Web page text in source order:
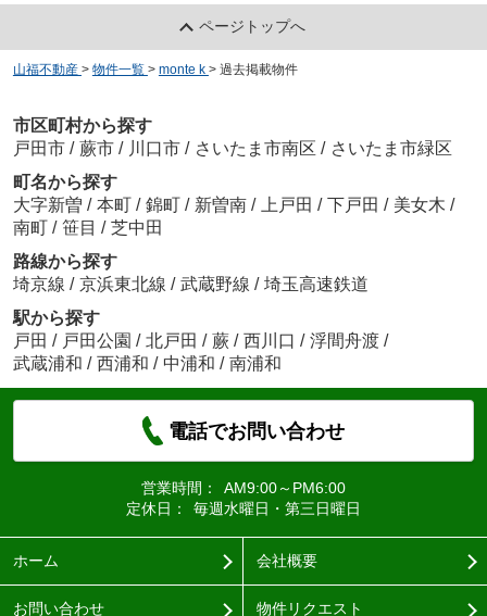
ページトップへ
山福不動産 > 物件一覧 > monte k > 過去掲載物件
市区町村から探す
戸田市 / 蕨市 / 川口市 / さいたま市南区 / さいたま市緑区
町名から探す
大字新曽 / 本町 / 錦町 / 新曽南 / 上戸田 / 下戸田 / 美女木 /
南町 / 笹目 / 芝中田
路線から探す
埼京線 / 京浜東北線 / 武蔵野線 / 埼玉高速鉄道
駅から探す
戸田 / 戸田公園 / 北戸田 / 蕨 / 西川口 / 浮間舟渡 /
武蔵浦和 / 西浦和 / 中浦和 / 南浦和
電話でお問い合わせ
営業時間：
AM9:00～PM6:00
定休日：
毎週水曜日・第三日曜日
ホーム 会社概要
お問い合わせ 物件リクエスト